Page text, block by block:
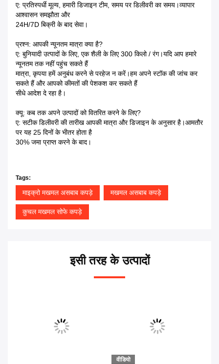
ए: प्रतिस्पर्धी मूल्य, हमारी डिजाइन टीम, समय पर डिलीवरी का समय।व्यापार
आश्वासन समझौता और
24H/7D बिक्री के बाद सेवा।
प्रश्न: आपकी न्यूनतम मात्रा क्या है?
ए: बुनियादी उत्पादों के लिए, एक शैली के लिए 300 किलो / रंग।यदि आप हमारे
न्यूनतम तक नहीं पहुंच सकते हैं
मात्रा, कृपया हमें अनुबंध करने से परहेज न करें।हम अपने स्टॉक की जांच कर
सकते हैं और आपको कीमतों की पेशकश कर सकते हैं
सीधे आदेश दे रहा है।
क्यू: कब तक अपने उत्पादों को वितरित करने के लिए?
ए: सटीक डिलीवरी की तारीख आपकी मात्रा और डिजाइन के अनुसार है।आमतौर
पर यह 25 दिनों के भीतर होता है
30% जमा प्राप्त करने के बाद।
Tags:
माइक्रो मखमल असबाब कपड़े मखमल असबाब कपड़े
कुचल मखमल सोफे कपड़े
इसी तरह के उत्पादों
वीडियो